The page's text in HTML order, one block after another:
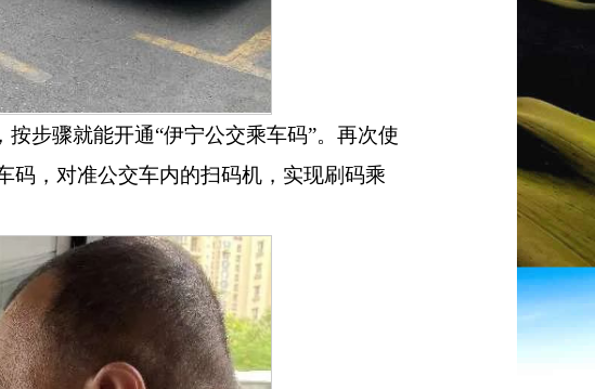
，按步骤就能开通“伊宁公交乘车码”。再次使
码，对准公交车内的扫码机，实现刷码乘